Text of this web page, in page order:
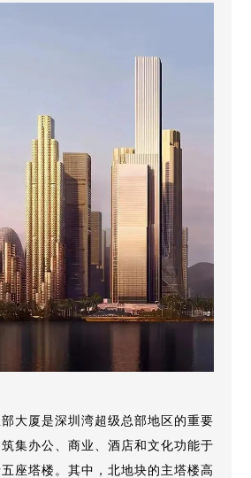
大厦是深圳湾超级总部地区的重要
集办公、商业、酒店和文化功能于
座塔楼。其中，北地块的主塔楼高